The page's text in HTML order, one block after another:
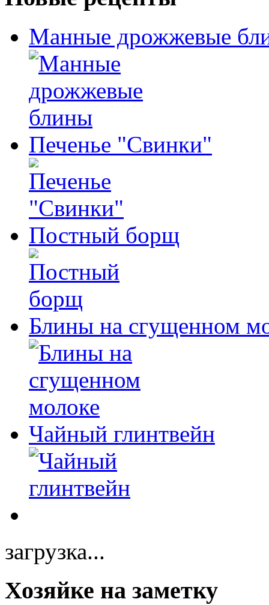
Манные дрожжевые
Печенье "Свинки"
Постный борщ
Блины на сгущенном
Чайный глинтвейн
загрузка...
Хозяйке на заметку